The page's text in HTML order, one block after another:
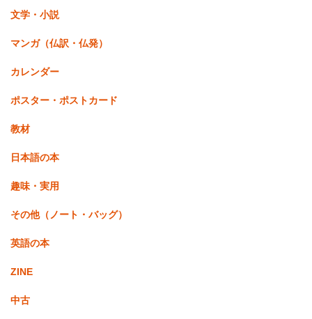
文学・小説
マンガ（仏訳・仏発）
カレンダー
ポスター・ポストカード
教材
日本語の本
趣味・実用
その他（ノート・バッグ）
英語の本
ZINE
中古